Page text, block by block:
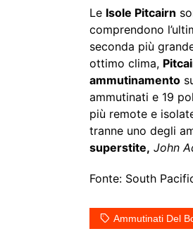
Le Isole Pitcairn
comprendono
seconda più
ottimo clima,
ammutinamento
ammutinati e 19
più remote e
tranne uno degli
superstite, John
Fonte: South
Ammutinati Del